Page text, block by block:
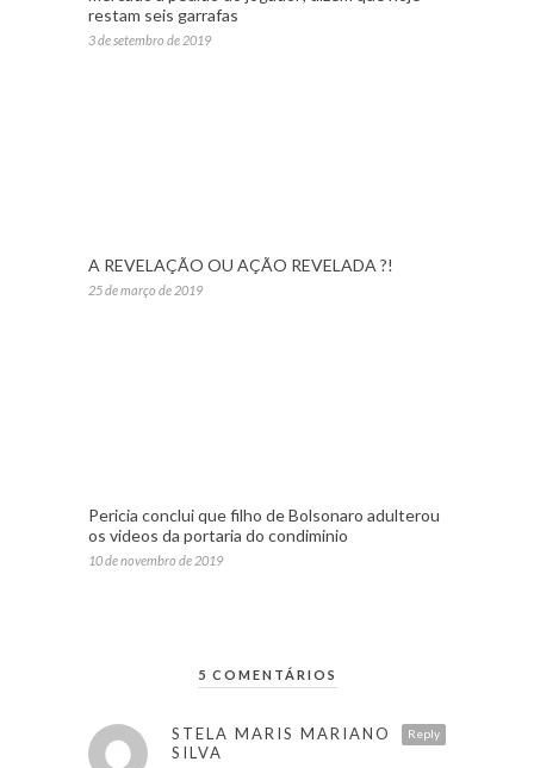
restam seis garrafas
3 de setembro de 2019
A REVELAÇÃO OU AÇÃO REVELADA ?!
25 de março de 2019
Pericia conclui que filho de Bolsonaro adulterou
os videos da portaria do condiminio
10 de novembro de 2019
5 COMENTÁRIOS
Reply
STELA MARIS MARIANO
SILVA